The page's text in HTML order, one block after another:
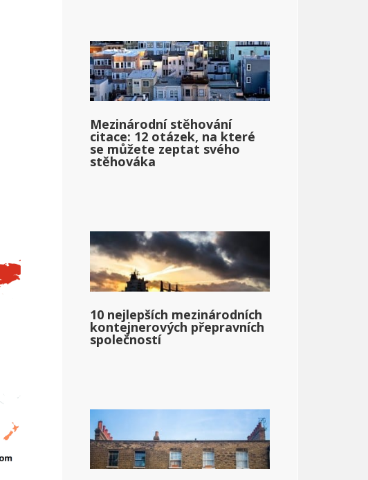
Mezinárodní stěhování
citace: 12 otázek, na které
se můžete zeptat svého
stěhováka
10 nejlepších mezinárodních
kontejnerových přepravních
společností